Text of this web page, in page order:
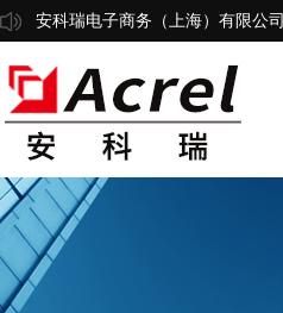
安科瑞电子商务（上海）有限公司